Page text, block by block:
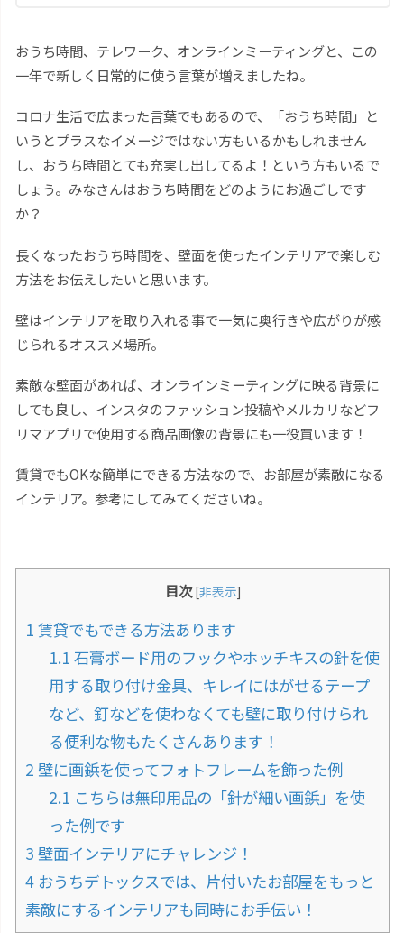
おうち時間、テレワーク、オンラインミーティングと、この
一年で新しく日常的に使う言葉が増えましたね。
コロナ生活で広まった言葉でもあるので、「おうち時間」と
いうとプラスなイメージではない方もいるかもしれません
し、おうち時間とても充実し出してるよ！という方もいるで
しょう。みなさんはおうち時間をどのようにお過ごしです
か？
長くなったおうち時間を、壁面を使ったインテリアで楽しむ
方法をお伝えしたいと思います。
壁はインテリアを取り入れる事で一気に奥行きや広がりが感
じられるオススメ場所。
素敵な壁面があれば、オンラインミーティングに映る背景に
しても良し、インスタのファッション投稿やメルカリなどフ
リマアプリで使用する商品画像の背景にも一役買います！
賃貸でもOKな簡単にできる方法なので、お部屋が素敵になる
インテリア。参考にしてみてくださいね。
目次 [非表示]
1 賃貸でもできる方法あります
1.1 石膏ボード用のフックやホッチキスの針を使
用する取り付け金具、キレイにはがせるテープ
など、釘などを使わなくても壁に取り付けられ
る便利な物もたくさんあります！
2 壁に画鋲を使ってフォトフレームを飾った例
2.1 こちらは無印用品の「針が細い画鋲」を使
った例です
3 壁面インテリアにチャレンジ！
4 おうちデトックスでは、片付いたお部屋をもっと
素敵にするインテリアも同時にお手伝い！